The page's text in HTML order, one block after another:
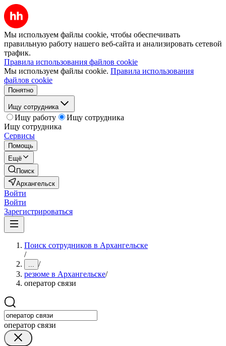
Мы используем файлы cookie, чтобы обеспечивать
правильную работу нашего веб-сайта и анализировать сетевой
трафик.
Правила использования файлов cookie
Мы используем файлы cookie. Правила использования
файлов cookie
Понятно
Ищу сотрудника
Ищу работу
Ищу сотрудника
Ищу сотрудника
Сервисы
Помощь
Ещё
Поиск
Архангельск
Войти
Войти
Зарегистрироваться
Поиск сотрудников в Архангельске
/
... /
резюме в Архангельске/
оператор связи
оператор связи